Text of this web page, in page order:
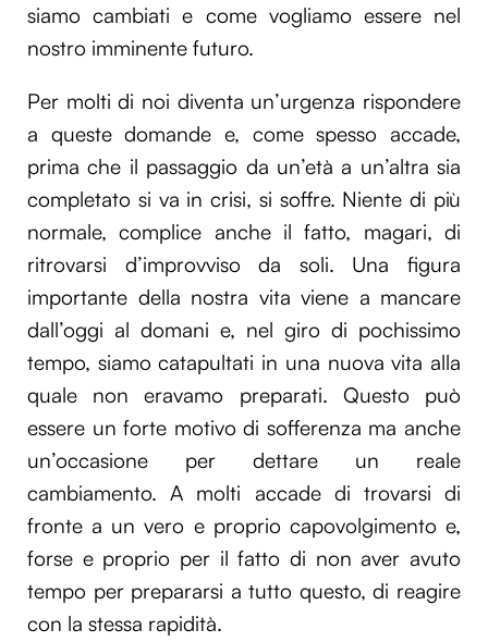
siamo cambiati e come vogliamo essere nel
nostro imminente futuro.
Per molti di noi diventa un’urgenza rispondere
a queste domande e, come spesso accade,
prima che il passaggio da un’età a un’altra sia
completato si va in crisi, si soffre. Niente di più
normale, complice anche il fatto, magari, di
ritrovarsi d’improvviso da soli. Una figura
importante della nostra vita viene a mancare
dall’oggi al domani e, nel giro di pochissimo
tempo, siamo catapultati in una nuova vita alla
quale non eravamo preparati. Questo può
essere un forte motivo di sofferenza ma anche
un’occasione per dettare un reale
cambiamento. A molti accade di trovarsi di
fronte a un vero e proprio capovolgimento e,
forse e proprio per il fatto di non aver avuto
tempo per prepararsi a tutto questo, di reagire
con la stessa rapidità.